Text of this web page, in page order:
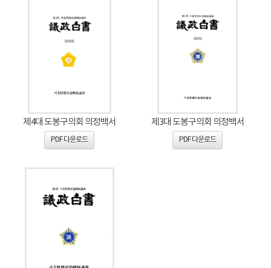
제4대 도봉구의회 의정백서
PDF 다운로드
제3대 도봉구의회 의정백서
PDF 다운로드